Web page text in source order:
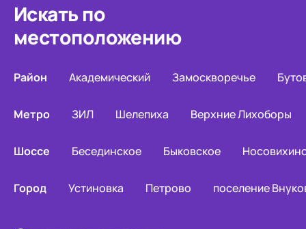
Искать по
местоположению
Район Академический Замоскворечье
Метро ЗИЛ Шелепиха Верхние Лихоборы
Шоссе Бесединское Быковское
Город Устиновка Петрово поселение